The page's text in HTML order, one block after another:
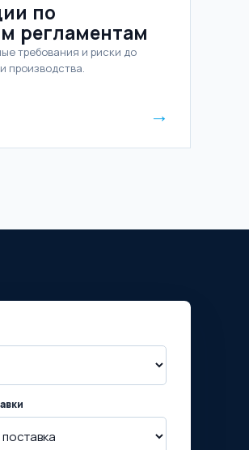
по
регламентам
требования и риски до
производства.
→